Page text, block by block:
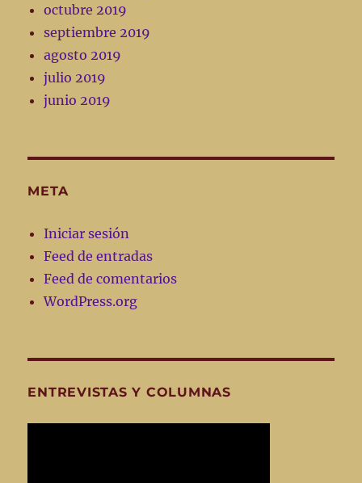
octubre 2019
septiembre 2019
agosto 2019
julio 2019
junio 2019
META
Iniciar sesión
Feed de entradas
Feed de comentarios
WordPress.org
ENTREVISTAS Y COLUMNAS